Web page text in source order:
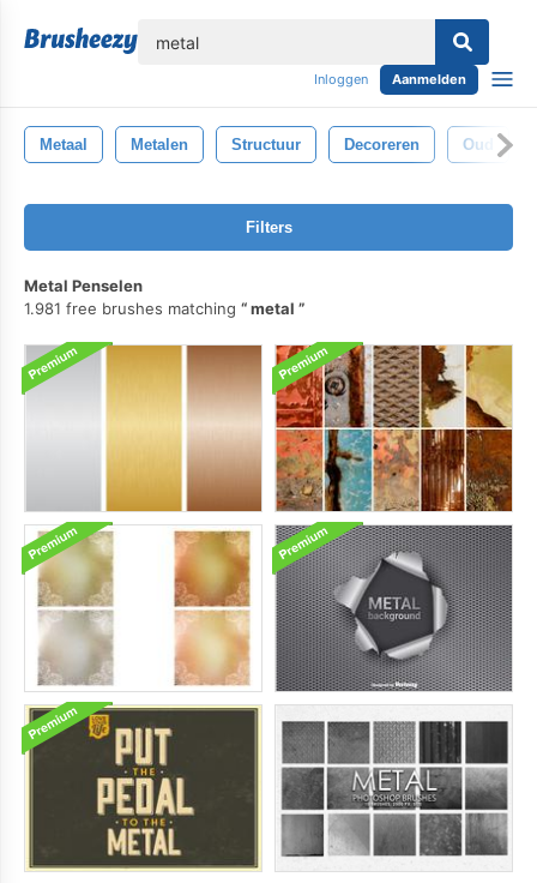
Inloggen Aanmelden
Metaal Metalen Structuur Decoreren Oud
Filters
Metal Penselen
1.981 free brushes matching
metal